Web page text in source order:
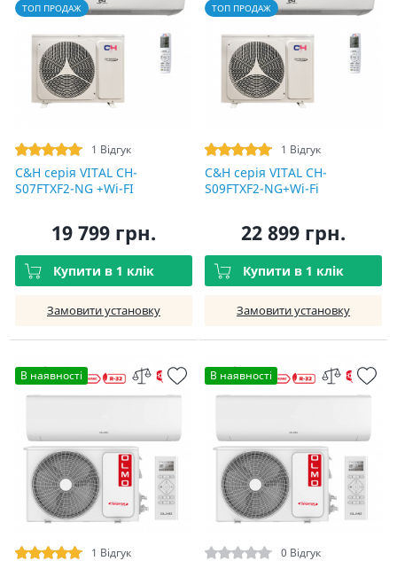
ТОП ПРОДАЖ
1 Відгук
C&H cерія VITAL CH-
S07FTXF2-NG +Wi-FI
19 799 грн.
Купити в 1 клік
Замовити установку
ТОП ПРОДАЖ
1 Відгук
C&H cерія VITAL CH-
S09FTXF2-NG+Wi-Fi
22 899 грн.
Купити в 1 клік
Замовити установку
В наявності
1 Відгук
В наявності
0 Відгук